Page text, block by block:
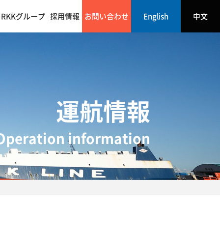
RKKグループ 採用情報 お問い合わせ English 中文
運航情報
information